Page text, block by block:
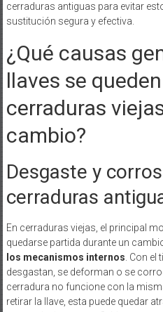
cerraduras antiguas para evitar
sustitución segura y efectiva.
¿Qué causas
llaves se
cerraduras
cambio?
Desgaste y
cerraduras
En cerraduras viejas, el principal
quedarse partida durante un
los mecanismos internos. Con el
desgastan, se deforman o se
cerradura no funcione con la
retirar la llave, esta puede quedar